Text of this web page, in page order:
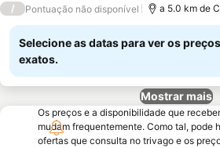
/ Pontuação não disponível a 5.0 km de
Selecione as datas para ver os preços
exatos.
Mostrar mais
Os preços e a disponibilidade que
mudam frequentemente. Como tal, pode
ofertas que consulta no trivago e os